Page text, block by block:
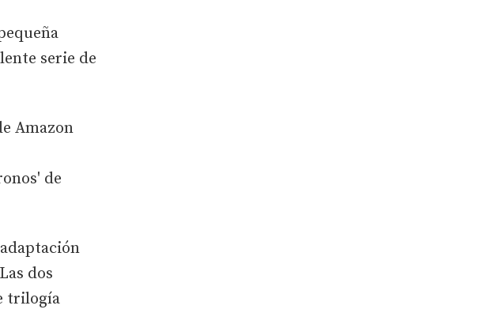
serie de
Amazon
de
dos
trilogía